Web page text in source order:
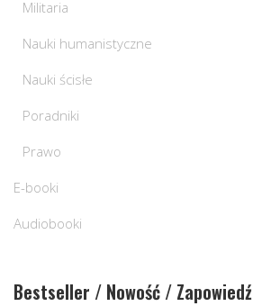
Militaria
Nauki humanistyczne
Nauki ścisłe
Poradniki
Prawo
E-booki
Audiobooki
Bestseller / Nowość / Zapowiedź